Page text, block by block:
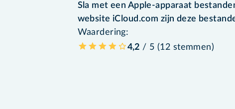
Sla met een Apple-apparaat
website iCloud.com zijn deze
Waardering:
4,2 / 5 (12 stemmen)